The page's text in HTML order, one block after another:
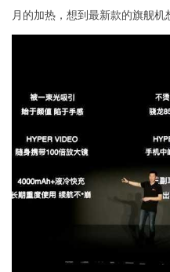
月的加热，想到最新款的旗舰机